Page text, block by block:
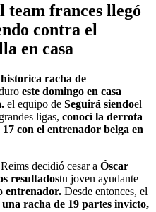
frances llegó
contra el
en casa
historica racha de
este domingo en casa
el equipo de Seguirá siendoel
ligas, conocí la derrota
17 con el entrenador belga en
decidió cesar a Óscar
resultadostu joven ayudante
entrenador. Desde entonces, el
una racha de 19 partes invicto,